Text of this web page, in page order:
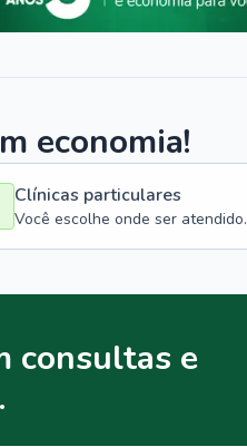
economia!
Clínicas particulares
Você escolhe onde ser atendido.
consultas e